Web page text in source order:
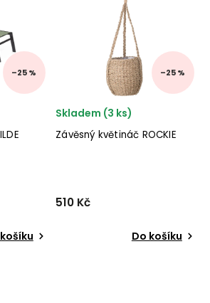
epoxidové práškové oceli v
černém provedení.
✅ krásný nábytek ✅ kvalitní
materiály...
–25 % –25 %
Závěsný květináč ROCKIE
Skladem (3 ks)
510 Kč
Do košíku